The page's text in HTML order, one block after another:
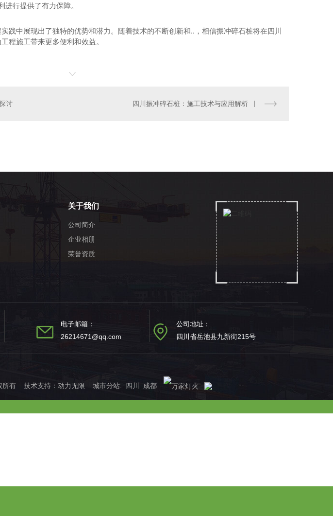
行提供了有力保障。
践中展现出了独特的优势和潜力。随着技术的不断创新和..，相信振冲碎石桩将在四川
程施工带来更多便利和效益。
讨 四川振冲碎石桩：施工技术与应用解析
关于我们
公司简介
企业相册
荣誉资质
电子邮箱：
26214671@qq.com
公司地址：
四川省岳池县九新街215号
所有 技术支持： 动力无限 城市分站: 四川 成都